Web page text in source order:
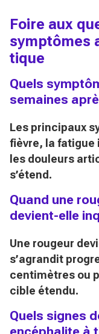
Foire aux
symptômes
tique
Quels
semaines
Les principaux
fièvre, la fatigue
les douleurs
s’étend.
Quand une
devient-elle
Une rougeur
s’agrandit
centimètres ou
cible étendu.
Quels signes